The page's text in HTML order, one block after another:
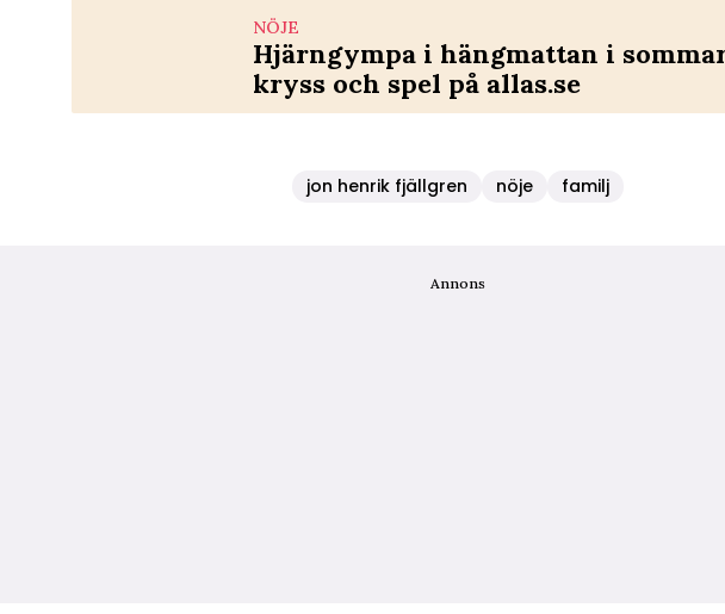
NÖJE
Hjärngympa i hängmattan i
kryss och spel på allas.se
jon henrik fjällgren nöje familj
Annons